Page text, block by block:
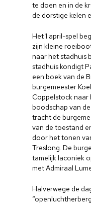
te doen en in de
de dorstige kelen
Het 1 april-spel
zijn kleine
naar het stadhuis
stadhuis kondigt
een boek van de
burgemeester
Coppelstock naar
boodschap van
tracht de
van de toestand
door het tonen
Treslong. De
tamelijk laconiek
met Admiraal
Halverwege de